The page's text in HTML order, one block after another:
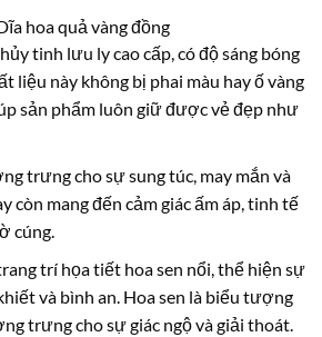
tinh lưu ly cao cấp, có độ sáng bóng
liệu này không bị phai màu hay ố vàng
sản phẩm luôn giữ được vẻ đẹp như
trưng cho sự sung túc, may mắn và
còn mang đến cảm giác ấm áp, tinh tế
cúng.
trí họa tiết hoa sen nổi, thể hiện sự
và bình an. Hoa sen là biểu tượng
trưng cho sự giác ngộ và giải thoát.